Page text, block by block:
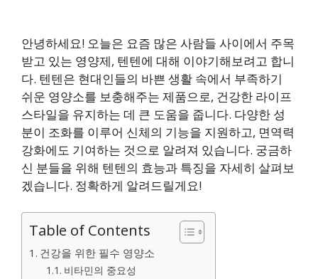
안녕하세요! 오늘은 요즘 많은 사람들 사이에서 주목
받고 있는 영양제, 텐텐에 대해 이야기해보려고 합니
다. 텐텐은 현대인들의 바쁜 생활 속에서 부족하기
쉬운 영양소를 보충해주는 제품으로, 건강한 라이프
스타일을 유지하는 데 큰 도움을 줍니다. 다양한 성
분이 조화를 이루어 신체의 기능을 지원하고, 면역력
강화에도 기여하는 것으로 알려져 있습니다. 궁금하
신 분들을 위해 텐텐의 효능과 특징을 자세히 살펴보
겠습니다. 정확하게 알려드릴게요!
Table of Contents
건강을 위한 필수 영양소
비타민의 중요성